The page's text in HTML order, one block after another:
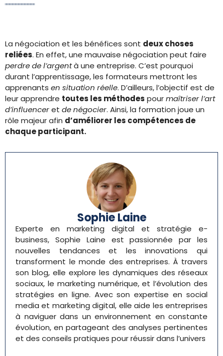
La négociation et les bénéfices sont deux choses
reliées. En effet, une mauvaise négociation peut faire
perdre de l’argentà une entreprise. C’est pourquoi
durant l’apprentissage, les formateurs mettront les
apprenants en situation réelle. D’ailleurs, l’objectif est de
leur apprendre toutes les méthodes pourmaîtriser l’art
d’influenceret de négocier. Ainsi, la formation joue un
rôle majeur afin d’améliorer les compétences de
chaque participant.
Sophie Laine
Experte en marketing digital et stratégie e-
business, Sophie Laine est passionnée par les
nouvelles tendances et les innovations qui
transforment le monde des entreprises. À travers
son blog, elle explore les dynamiques des réseaux
sociaux, le marketing numérique, et l’évolution des
stratégies en ligne. Avec son expertise en social
media et marketing digital, elle aide les entreprises
à naviguer dans un environnement en constante
évolution, en partageant des analyses pertinentes
et des conseils pratiques pour réussir dans l’univers